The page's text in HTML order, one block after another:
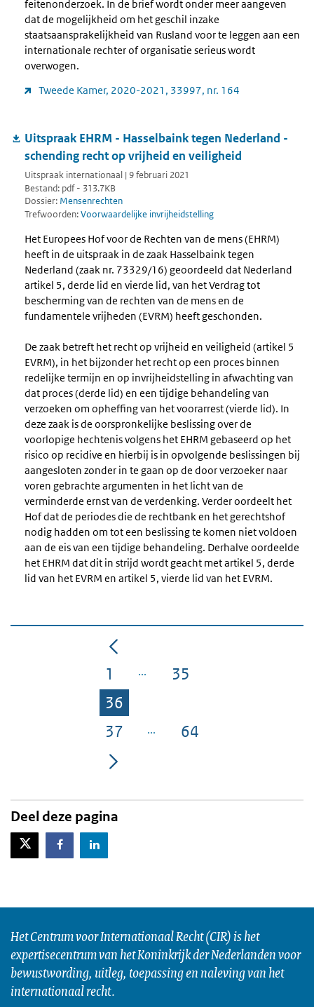
feitenonderzoek. In de brief wordt onder meer aangeven
dat de mogelijkheid om het geschil inzake
staatsaansprakelijkheid van Rusland voor te leggen aan een
internationale rechter of organisatie serieus wordt
overwogen.
Tweede Kamer, 2020-2021, 33997, nr. 164
Uitspraak EHRM - Hasselbaink tegen Nederland -
schending recht op vrijheid en veiligheid
Uitspraak internationaal | 9 februari 2021
Bestand: pdf - 313.7KB
Dossier: Mensenrechten
Trefwoorden:Voorwaardelijke invrijheidstelling
Het Europees Hof voor de Rechten van de mens (EHRM)
heeft in de uitspraak in de zaak Hasselbaink tegen
Nederland (zaak nr. 73329/16) geoordeeld dat Nederland
artikel 5, derde lid en vierde lid, van het Verdrag tot
bescherming van de rechten van de mens en de
fundamentele vrijheden (EVRM) heeft geschonden.
De zaak betreft het recht op vrijheid en veiligheid (artikel 5
EVRM), in het bijzonder het recht op een proces binnen
redelijke termijn en op invrijheidstelling in afwachting van
dat proces (derde lid) en een tijdige behandeling van
verzoeken om opheffing van het voorarrest (vierde lid). In
deze zaak is de oorspronkelijke beslissing over de
voorlopige hechtenis volgens het EHRM gebaseerd op het
risico op recidive en hierbij is in opvolgende beslissingen bij
aangesloten zonder in te gaan op de door verzoeker naar
voren gebrachte argumenten in het licht van de
verminderde ernst van de verdenking. Verder oordeelt het
Hof dat de periodes die de rechtbank en het gerechtshof
nodig hadden om tot een beslissing te komen niet voldoen
aan de eis van een tijdige behandeling. Derhalve oordeelde
het EHRM dat dit in strijd wordt geacht met artikel 5, derde
lid van het EVRM en artikel 5, vierde lid van het EVRM.
Pagina
1 Pagina
35
Pagina
36
Pagina
37 Pagina
64
Deel deze pagina
X-TwitterFacebookLinkedIn
Het Centrum voor Internationaal Recht (CIR) is het
expertisecentrum van het Koninkrijk der Nederlanden voor
bewustwording, uitleg, toepassing en naleving van het
internationaal recht.